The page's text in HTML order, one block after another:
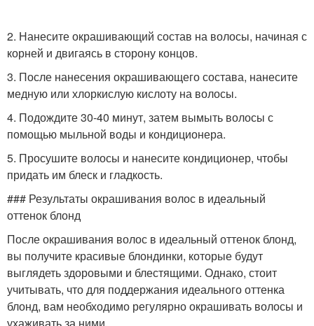
2. Нанесите окрашивающий состав на волосы, начиная с
корней и двигаясь в сторону концов.
3. После нанесения окрашивающего состава, нанесите
медную или хлоркислую кислоту на волосы.
4. Подождите 30-40 минут, затем вымыть волосы с
помощью мыльной воды и кондиционера.
5. Просушите волосы и нанесите кондиционер, чтобы
придать им блеск и гладкость.
### Результаты окрашивания волос в идеальный
оттенок блонд
После окрашивания волос в идеальный оттенок блонд,
вы получите красивые блондинки, которые будут
выглядеть здоровыми и блестящими. Однако, стоит
учитывать, что для поддержания идеального оттенка
блонд, вам необходимо регулярно окрашивать волосы и